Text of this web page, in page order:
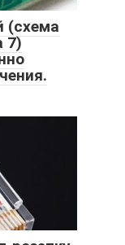
(схема
7)